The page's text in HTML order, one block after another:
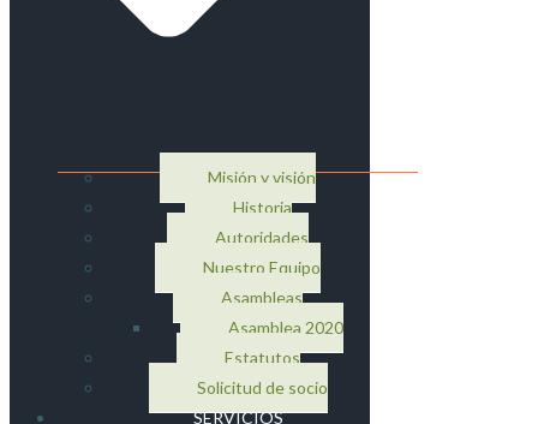
Misión y visión
Historia
Autoridades
Nuestro Equipo
Asambleas
Asamblea 2020
Estatutos
Solicitud de socio
SERVICIOS